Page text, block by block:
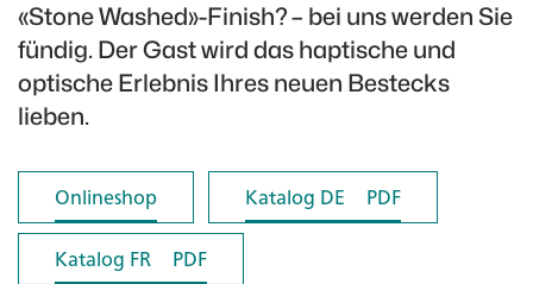
«Stone Washed»-Finish? – bei uns werden Sie
fündig. Der Gast wird das haptische und
optische Erlebnis Ihres neuen Bestecks
lieben.
Onlineshop
Onlineshop Katalog DE PDF
Katalog DE
PDF
Katalog FR
PDF
Katalog FR PDF